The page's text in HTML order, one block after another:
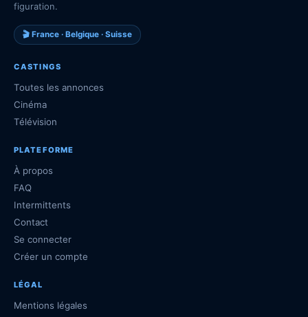
figuration.
🎬 France · Belgique · Suisse
CASTINGS
Toutes les annonces
Cinéma
Télévision
PLATEFORME
À propos
FAQ
Intermittents
Contact
Se connecter
Créer un compte
LÉGAL
Mentions légales